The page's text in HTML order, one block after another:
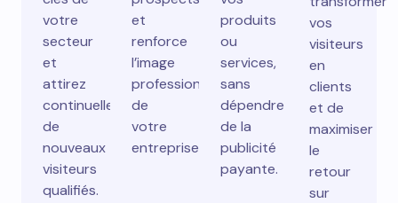
votre
secteur
et
attirez
continuellement
de
nouveaux
visiteurs
qualifiés.
et
renforce
l’image
professionnelle
de
votre
entreprise.
produits
ou
services,
sans
dépendre
de la
publicité
payante.
vos
visiteurs
en
clients
et de
maximiser
le
retour
sur